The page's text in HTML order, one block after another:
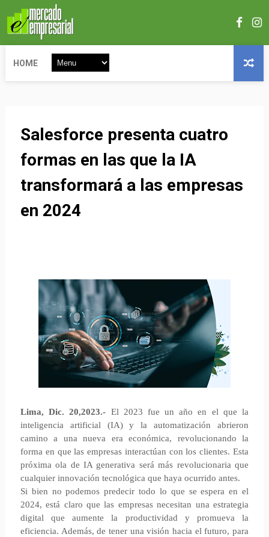
HOME
Salesforce presenta cuatro
formas en las que la IA
transformará a las empresas
en 2024
Lima, Dic. 20,2023.- El 2023 fue un año en el que la
inteligencia artificial (IA) y la automatización abrieron
camino a una nueva era económica, revolucionando la
forma en que las empresas interactúan con los clientes. Esta
próxima ola de IA generativa será más revolucionaria que
cualquier innovación tecnológica que haya ocurrido antes.
Si bien no podemos predecir todo lo que se espera en el
2024, está claro que las empresas necesitan una estrategia
digital que aumente la productividad y promueva la
eficiencia. Además, de tener una visión hacia el futuro, para